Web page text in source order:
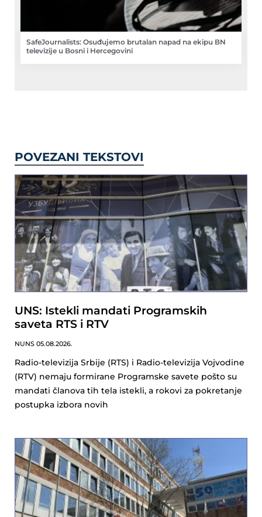
SafeJournalists: Osuđujemo brutalan napad na ekipu BN
televizije u Bosni i Hercegovini
POVEZANI TEKSTOVI
UNS: Istekli mandati Programskih
saveta RTS i RTV
NUNS 05.08.2026.
Radio-televizija Srbije (RTS) i Radio-televizija Vojvodine
(RTV) nemaju formirane Programske savete pošto su
mandati članova tih tela istekli, a rokovi za pokretanje
postupka izbora novih